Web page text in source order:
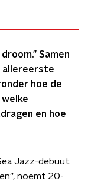
Samen
allereerste
hoe de
en hoe
Jazz-debuut.
noemt 20-